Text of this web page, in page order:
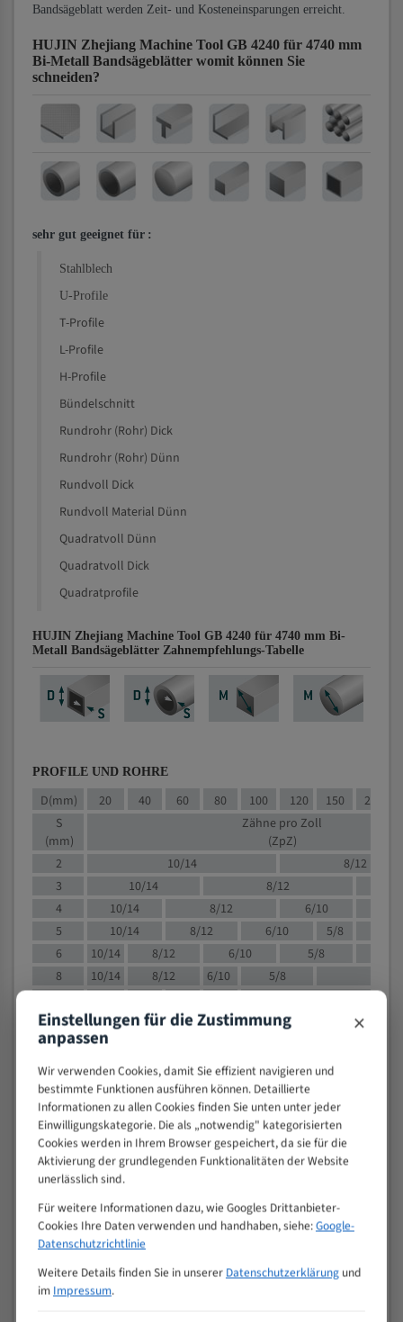
Bandsägeblatt werden Zeit- und Kosteneinsparungen erreicht.
HUJIN Zhejiang Machine Tool GB 4240 für 4740 mm
Bi-Metall Bandsägeblätter womit können Sie
schneiden?
sehr gut geeignet für :
Stahlblech
U-Profile
T-Profile
L-Profile
H-Profile
Bündelschnitt
Rundrohr (Rohr) Dick
Rundrohr (Rohr) Dünn
Rundvoll Dick
Rundvoll Material Dünn
Quadratvoll Dünn
Quadratvoll Dick
Quadratprofile
HUJIN Zhejiang Machine Tool GB 4240 für 4740 mm Bi-
Metall Bandsägeblätter Zahnempfehlungs-Tabelle
PROFILE UND ROHRE
D(mm) 20 40 60 80 100 120 150 200
S
(mm)
Zähne pro Zoll
(ZpZ)
2
10/14
8/12
3
10/14 8/12
4
10/14 8/12 6/10
5
10/14 8/12 6/10
5/8
6
10/14 8/12 6/10
5/8
8
10/14 8/12 6/10 5/8
12
8/12 6/10
15
20
4/6
30
4/5
50
4/5
80
> 100
M (mm)
Zähne pro
Zoll (ZpZ)
25
10/14
15 - 40
Einstellungen für die Zustimmung
anpassen ×
Wir verwenden Cookies, damit Sie effizient navigieren und
bestimmte Funktionen ausführen können. Detaillierte
Informationen zu allen Cookies finden Sie unten unter jeder
Einwilligungskategorie. Die als „notwendig" kategorisierten
Cookies werden in Ihrem Browser gespeichert, da sie für die
Aktivierung der grundlegenden Funktionalitäten der Website
unerlässlich sind.
Für weitere Informationen dazu, wie Googles Drittanbieter-
Cookies Ihre Daten verwenden und handhaben, siehe:Google-
Datenschutzrichtlinie
Weitere Details finden Sie in unserer Datenschutzerklärungund
im Impressum.